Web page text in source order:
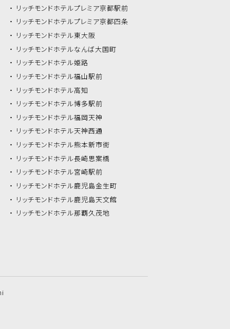
リッチモンドホテルプレミア京都駅前
リッチモンドホテルプレミア京都四条
リッチモンドホテル東大阪
リッチモンドホテルなんば大国町
リッチモンドホテル姫路
リッチモンドホテル福山駅前
リッチモンドホテル高知
リッチモンドホテル博多駅前
リッチモンドホテル福岡天神
リッチモンドホテル天神西通
リッチモンドホテル熊本新市街
リッチモンドホテル長崎思案橋
リッチモンドホテル宮崎駅前
リッチモンドホテル鹿児島金生町
リッチモンドホテル鹿児島天文館
リッチモンドホテル那覇久茂地